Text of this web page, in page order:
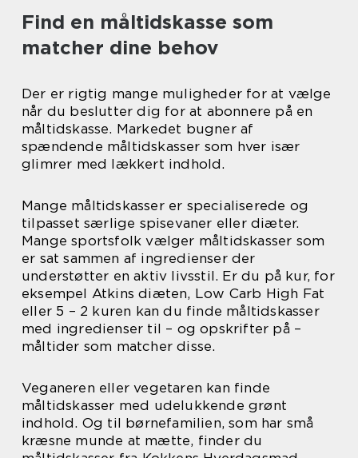
Find en måltidskasse som
matcher dine behov
Der er rigtig mange muligheder for at vælge
når du beslutter dig for at abonnere på en
måltidskasse. Markedet bugner af
spændende måltidskasser som hver især
glimrer med lækkert indhold.
Mange måltidskasser er specialiserede og
tilpasset særlige spisevaner eller diæter.
Mange sportsfolk vælger måltidskasser som
er sat sammen af ingredienser der
understøtter en aktiv livsstil. Er du på kur, for
eksempel Atkins diæten, Low Carb High Fat
eller 5 – 2 kuren kan du finde måltidskasser
med ingredienser til – og opskrifter på –
måltider som matcher disse.
Veganeren eller vegetaren kan finde
måltidskasser med udelukkende grønt
indhold. Og til børnefamilien, som har små
kræsne munde at mætte, finder du